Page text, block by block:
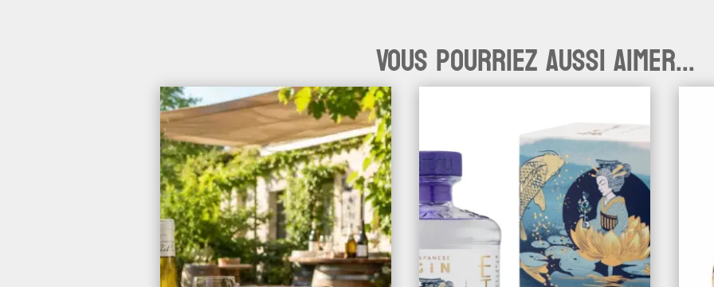
Vous pourriez aussi aimer...